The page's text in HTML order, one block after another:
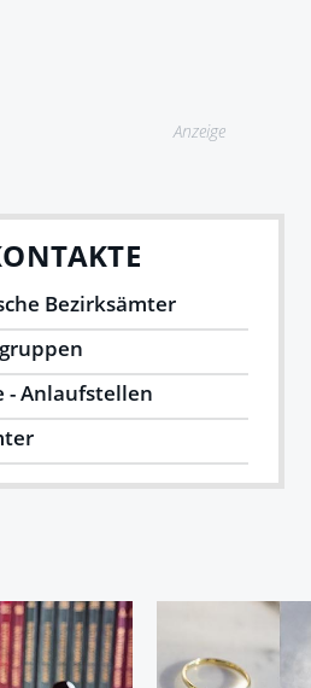
Anzeige
Bezirksämter
- Anlaufstellen